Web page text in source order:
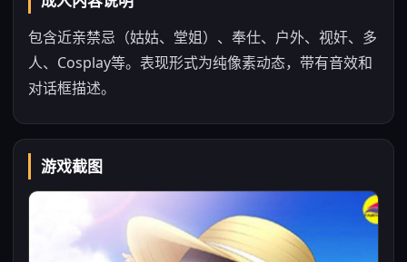
包含近亲禁忌（姑姑、堂姐）、奉仕、户外、视奸、多
人、Cosplay等。表现形式为纯像素动态，带有音效和
对话框描述。
游戏截图